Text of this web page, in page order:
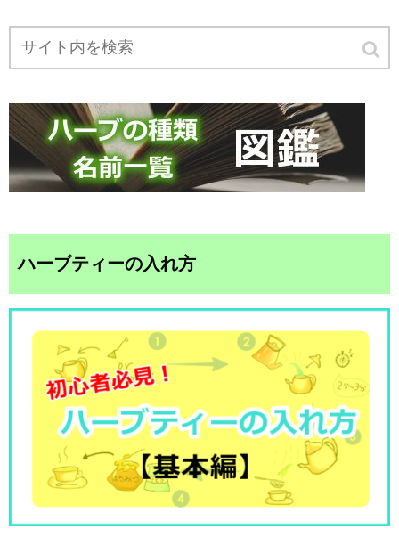
ハーブティーの入れ方